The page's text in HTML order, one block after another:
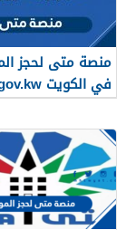
منصة متى لحجز
في الكويت meta.e.gov.kw